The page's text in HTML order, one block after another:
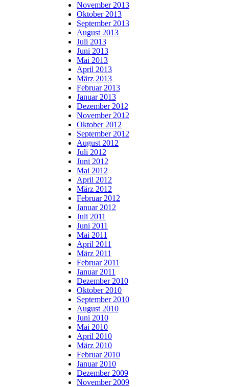
November 2013
Oktober 2013
September 2013
August 2013
Juli 2013
Juni 2013
Mai 2013
April 2013
März 2013
Februar 2013
Januar 2013
Dezember 2012
November 2012
Oktober 2012
September 2012
August 2012
Juli 2012
Juni 2012
Mai 2012
April 2012
März 2012
Februar 2012
Januar 2012
Juli 2011
Juni 2011
Mai 2011
April 2011
März 2011
Februar 2011
Januar 2011
Dezember 2010
Oktober 2010
September 2010
August 2010
Juni 2010
Mai 2010
April 2010
März 2010
Februar 2010
Januar 2010
Dezember 2009
November 2009